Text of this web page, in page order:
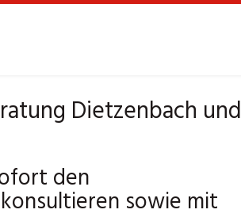
Dietzenbach und
den
sowie mit